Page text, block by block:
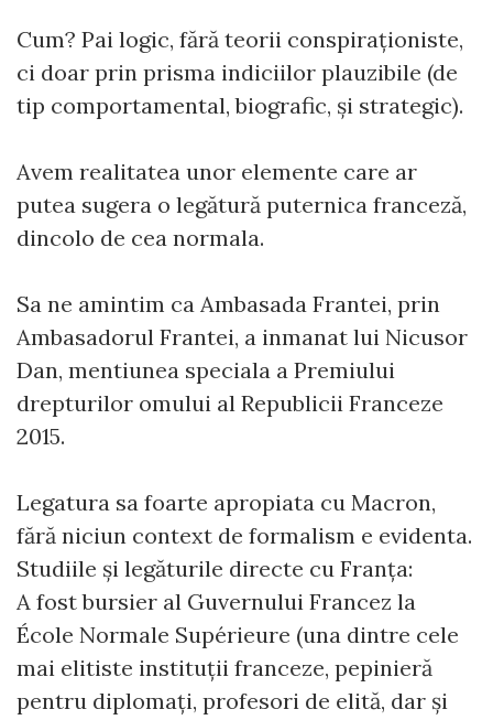
Cum? Pai logic, fără teorii conspiraționiste,
ci doar prin prisma indiciilor plauzibile (de
tip comportamental, biografic, și strategic).
Avem realitatea unor elemente care ar
putea sugera o legătură puternica franceză,
dincolo de cea normala.
Sa ne amintim ca Ambasada Frantei, prin
Ambasadorul Frantei, a inmanat lui Nicusor
Dan, mentiunea speciala a Premiului
drepturilor omului al Republicii Franceze
2015.
Legatura sa foarte apropiata cu Macron,
fără niciun context de formalism e evidenta.
Studiile și legăturile directe cu Franța:
A fost bursier al Guvernului Francez la
École Normale Supérieure (una dintre cele
mai elitiste instituții franceze, pepinieră
pentru diplomați, profesori de elită, dar și